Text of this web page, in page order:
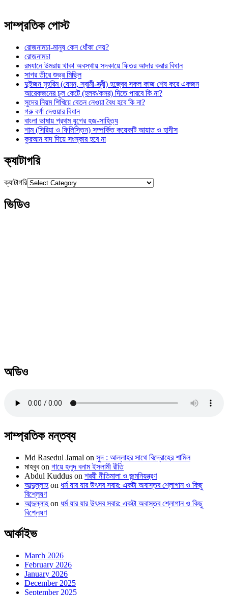
সাম্প্রতিক পোস্ট
রোজনামচা-মানুষ কেন ধোঁকা দেয়?
রোজনামচা
রমযানে উমরায় থাকা অবস্থায় সদকায়ে ফিতর আদার করার বিধান
সাগর তীরে শুভ্র মিছিল
দুইজন মুহরিম (যেমন, স্বামী-স্ত্রী) হজ্বের সকল কাজ শেষ করে একজন
আরেকজনের চুল কেটে (হলক/কসর) দিতে পারবে কি না?
সুদের নিয়ম শিখিয়ে বেতন নেওয়া বৈধ হবে কি না?
গরু বর্গা দেওয়ার বিধান
বাংলা ভাষায় প্রথম যুগের হজ-সাহিত্য
শাম (সিরিয়া ও ফিলিস্তিন) সম্পর্কিত কয়েকটি আয়াত ও হাদীস
কুরআন বাদ দিয়ে সংস্কার হবে না
ক্যাটাগরি
ক্যাটাগরি
ভিডিও
অডিও
সাম্প্রতিক মন্তব্য
Md Rasedul Jamal on সুদ : আল্লাহর সাথে বিদ্রোহের শামিল
মাহবুবon গায়ে হলুদ বনাম ইসলামী রীতি
Abdul Kuddus on শরয়ী নীতিমালা ও জন্মনিয়ন্ত্রণ
আব্দুল্লাহon ধর্ম যার যার উৎসব সবার: একটা অবাস্তব শ্লোগান ও কিছু
বিশ্লেষণ
আব্দুল্লাহon ধর্ম যার যার উৎসব সবার: একটা অবাস্তব শ্লোগান ও কিছু
বিশ্লেষণ
আর্কাইভ
March 2026
February 2026
January 2026
December 2025
September 2025